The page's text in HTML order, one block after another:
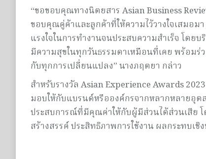
“ขอขอบคุณทางนิตยสาร Asian Business
ขอบคุณคู่ค้าและลูกค้าที่ให้ความไว้วางใจเสม
แรงใจในการทำงานจนประสบความสำเร็จ โด
มีความสุขในทุกวันธรรมดาเหมือนที่เคย พร้อม
กับทุกการเปลี่ยนแปลง” นางภฤตยา กล่าว
สำหรับรางวัล Asian Experience Awards
มอบให้กับแบรนด์หรือองค์กรจากหลากหลายอุต
ประสบการณ์ที่มีคุณค่าให้กับผู้มีส่วนได้ส่วนเสีย
สร้างสรรค์ ประสิทธิภาพการใช้งาน ผลกระทบ